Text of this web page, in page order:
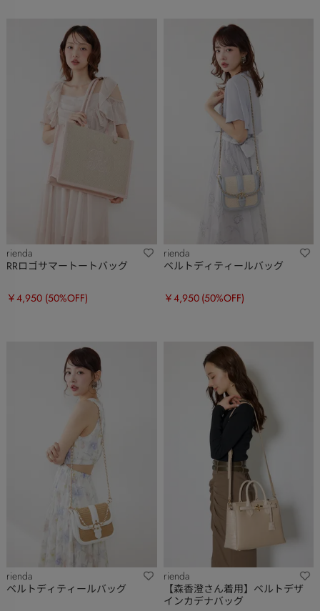
rienda
RRロゴサマートートバッグ
￥4,950 (50%OFF)
rienda
ベルトディティールバッグ
￥4,950 (50%OFF)
rienda
ベルトディティールバッグ
rienda
【森香澄さん着用】ベルトデザ
インカデナバッグ